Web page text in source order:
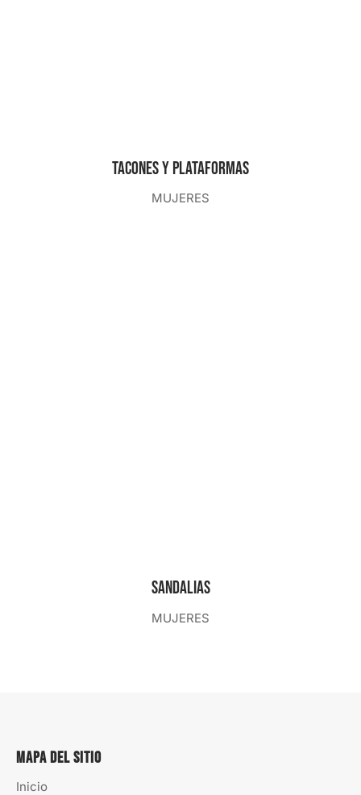
Tacones y plataformas
MUJERES
Sandalias
MUJERES
Mapa del sitio
Inicio